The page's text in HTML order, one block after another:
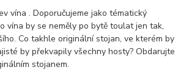
vína . Doporučujeme jako tématický
vína by se neměly po bytě toulat jen tak,
Co takhle originální stojan, ve kterém by
by překvapily všechny hosty? Obdarujte
stojanem.